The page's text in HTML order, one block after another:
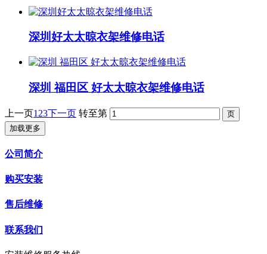
深圳好太太晾衣架维修电话
深圳 福田区 好太太晾衣架维修电话
上一页1 23下一页 转至第
加载更多
公司简介
购买安装
售后维修
联系我们